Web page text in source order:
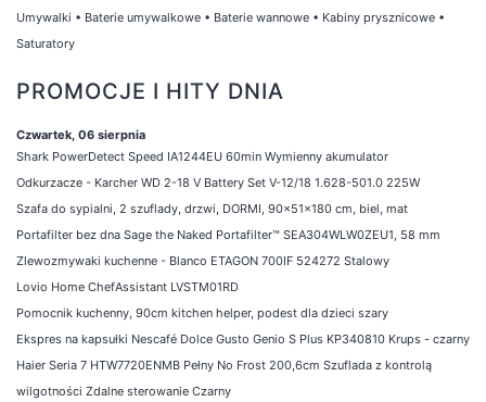
Umywalki • Baterie umywalkowe • Baterie wannowe • Kabiny prysznicowe •
Saturatory
PROMOCJE I HITY DNIA
Czwartek, 06 sierpnia
Shark PowerDetect Speed IA1244EU 60min Wymienny akumulator
Odkurzacze - Karcher WD 2-18 V Battery Set V-12/18 1.628-501.0 225W
Szafa do sypialni, 2 szuflady, drzwi, DORMI, 90x51x180 cm, biel, mat
Portafilter bez dna Sage the Naked Portafilter™ SEA304WLW0ZEU1, 58 mm
Zlewozmywaki kuchenne - Blanco ETAGON 700IF 524272 Stalowy
Lovio Home ChefAssistant LVSTM01RD
Pomocnik kuchenny, 90cm kitchen helper, podest dla dzieci szary
Ekspres na kapsułki Nescafé Dolce Gusto Genio S Plus KP340810 Krups - czarny
Haier Seria 7 HTW7720ENMB Pełny No Frost 200,6cm Szuflada z kontrolą
wilgotności Zdalne sterowanie Czarny